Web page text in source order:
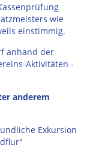
wie
einstimmig.
anhand der
Aktivitäten -
anderem
Exkursion